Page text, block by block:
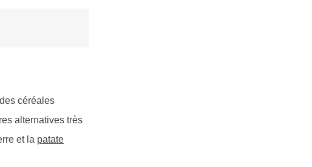
céréales
alternatives très
et la patate